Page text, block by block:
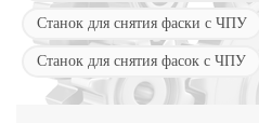
Станок для снятия фаски с ЧПУ
Станок для снятия фасок с ЧПУ